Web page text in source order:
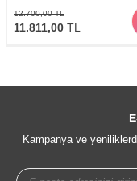
12.700,00TL
11.811,00 TL
Kampanya ve